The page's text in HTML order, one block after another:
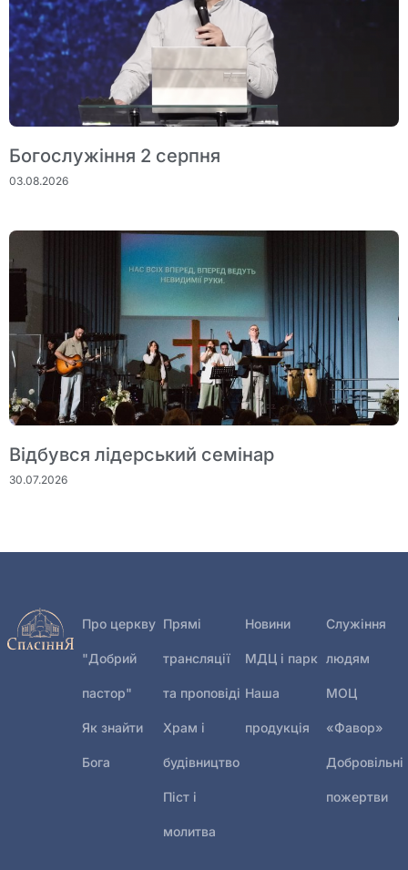
Богослужіння 2 серпня
03.08.2026
Відбувся лідерський семінар
30.07.2026
Про церкву
"Добрий
пастор"
Як знайти
Бога
Прямі
трансляції
та проповіді
Храм і
будівництво
Піст і
молитва
Новини
МДЦ і парк
Наша
продукція
Служіння
людям
МОЦ
«Фавор»
Добровільні
пожертви